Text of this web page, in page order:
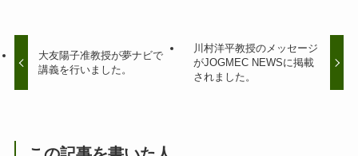
大友陽子准教授が夢ナビで
講義を行いました。
川村洋平教授のメッセージ
がJOGMEC NEWSに掲載
されました。